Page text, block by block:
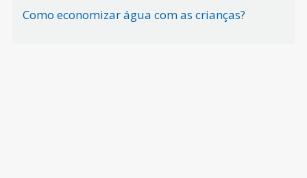
Como economizar água com as crianças?